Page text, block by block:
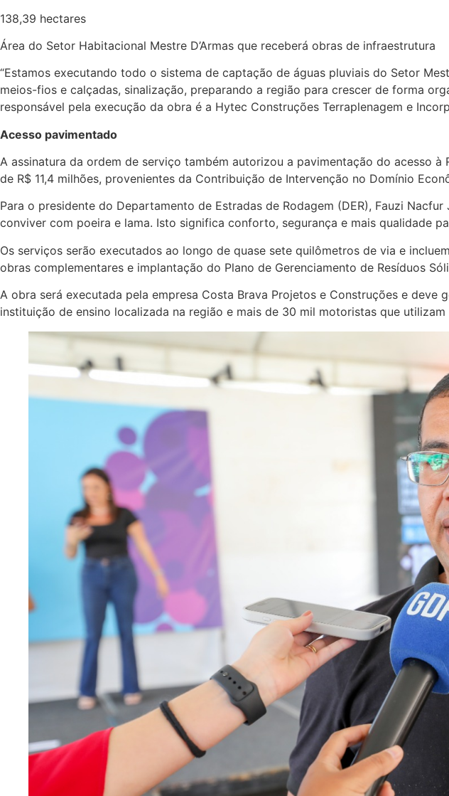
138,39 hectares
Área do Setor Habitacional Mestre D’Armas que receberá obras de infraestrutura
“Estamos executando todo o sistema de captação de águas pluviais do Setor
meios-fios e calçadas, sinalização, preparando a região para crescer de forma
responsável pela execução da obra é a Hytec Construções Terraplenagem e
Acesso pavimentado
A assinatura da ordem de serviço também autorizou a pavimentação do acesso
de R$ 11,4 milhões, provenientes da Contribuição de Intervenção no Domínio
Para o presidente do Departamento de Estradas de Rodagem (DER), Fauzi
conviver com poeira e lama. Isto significa conforto, segurança e mais qualidade
Os serviços serão executados ao longo de quase sete quilômetros de via e
obras complementares e implantação do Plano de Gerenciamento de Resíduos
A obra será executada pela empresa Costa Brava Projetos e Construções e
instituição de ensino localizada na região e mais de 30 mil motoristas que utilizam